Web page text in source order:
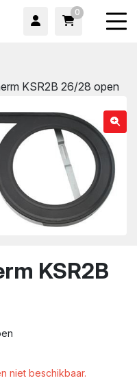
0
KSR2B 26/28 open
KSR2B
niet beschikbaar.